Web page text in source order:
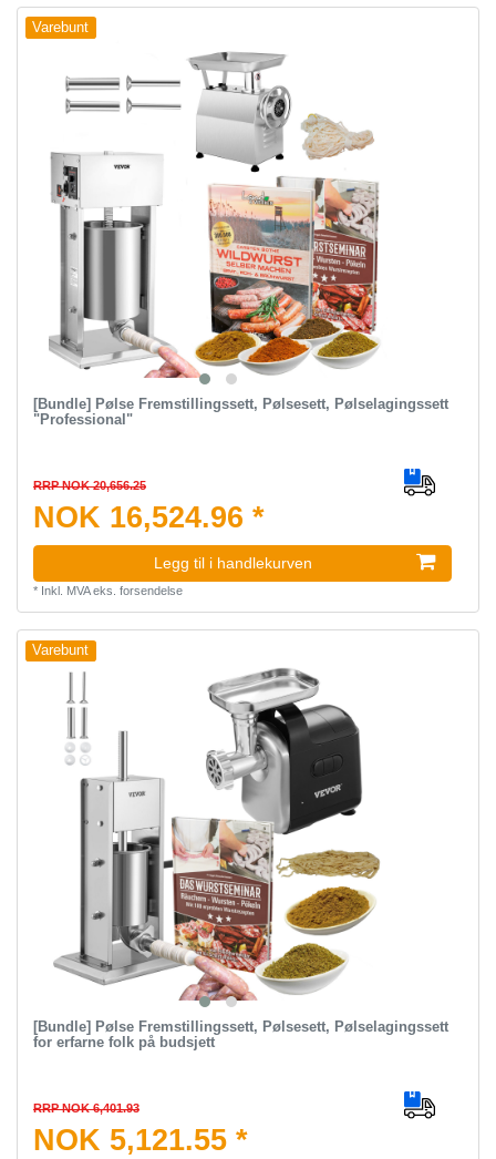
Varebunt
[Bundle] Pølse Fremstillingssett, Pølsesett, Pølselagingssett
"Professional"
RRP NOK 20,656.25
NOK 16,524.96 *
Legg til i handlekurven
* Inkl. MVAeks. forsendelse
Varebunt
[Bundle] Pølse Fremstillingssett, Pølsesett, Pølselagingssett
for erfarne folk på budsjett
RRP NOK 6,401.93
NOK 5,121.55 *